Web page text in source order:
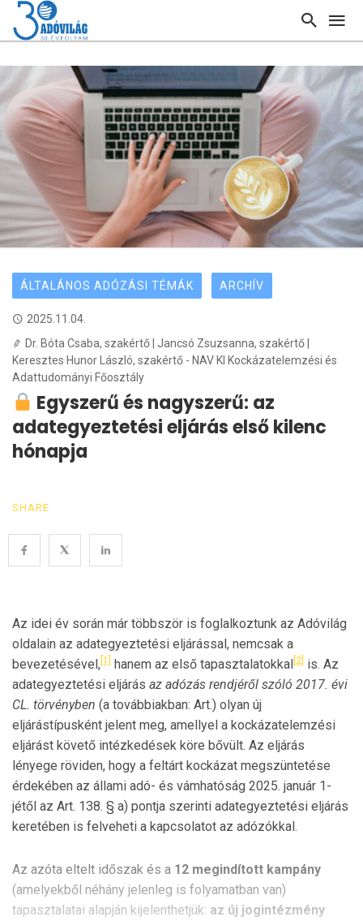
ÁLTALÁNOS ADÓZÁSI TÉMÁK ARCHÍV
2025.11.04.
Dr. Bóta Csaba, szakértő | Jancsó Zsuzsanna, szakértő |
Keresztes Hunor László, szakértő - NAV KI Kockázatelemzési és
Adattudományi Főosztály
Egyszerű és nagyszerű: az
adategyeztetési eljárás első kilenc
hónapja
SHARE
Az idei év során már többször is foglalkoztunk az Adóvilág
oldalain az adategyeztetési eljárással, nemcsak a
bevezetésével, [1] hanem az első tapasztalatokkal [2] is. Az
adategyeztetési eljárás az adózás rendjéről szóló 2017. évi
CL. törvényben (a továbbiakban: Art.) olyan új
eljárástípusként jelent meg, amellyel a kockázatelemzési
eljárást követő intézkedések köre bővült. Az eljárás
lényege röviden, hogy a feltárt kockázat megszüntetése
érdekében az állami adó- és vámhatóság 2025. január 1-
jétől az Art. 138. § a) pontja szerinti adategyeztetési eljárás
keretében is felveheti a kapcsolatot az adózókkal.
Az azóta eltelt időszak és a 12 megindított kampány
(amelyekből néhány jelenleg is folyamatban van)
tapasztalatai alapján kijelenthetjük: az új jogintézmény